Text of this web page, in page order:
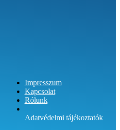
Impresszum
Kapcsolat
Rólunk
Adatvédelmi tájékoztatók